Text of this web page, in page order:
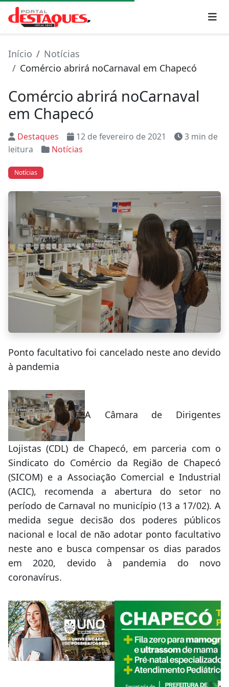
Início
Notícias
Comércio abrirá noCarnaval em Chapecó
Comércio abrirá noCarnaval
em Chapecó
Destaques 12 de fevereiro de 2021
3 min de
leitura
Notícias
Notícias
Ponto facultativo foi cancelado neste ano devido
à pandemia
A Câmara de Dirigentes
Lojistas (CDL) de Chapecó, em parceria com o
Sindicato do Comércio da Região de Chapecó
(SICOM) e a Associação Comercial e Industrial
(ACIC), recomenda a abertura do setor no
período de Carnaval no município (13 a 17/02). A
medida segue decisão dos poderes públicos
nacional e local de não adotar ponto facultativo
neste ano e busca compensar os dias parados
em 2020, devido à pandemia do novo
coronavírus.